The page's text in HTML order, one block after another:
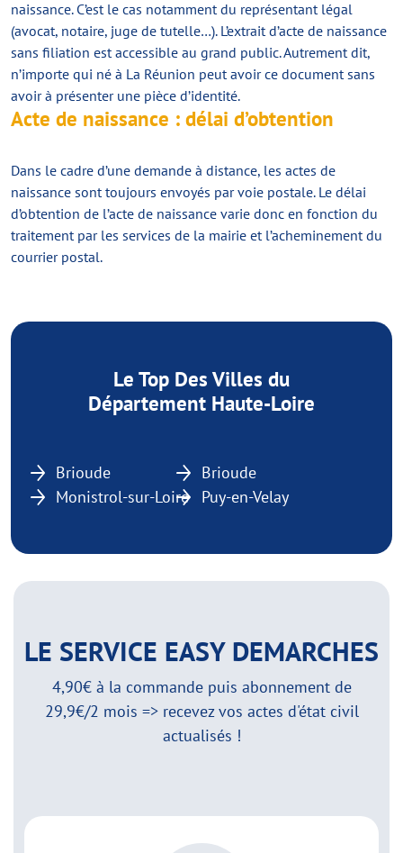
naissance. C’est le cas notamment du représentant légal
(avocat, notaire, juge de tutelle…). L’extrait d’acte de naissance
sans filiation est accessible au grand public. Autrement dit,
n’importe qui né à La Réunion peut avoir ce document sans
avoir à présenter une pièce d’identité.
Acte de naissance : délai d’obtention
Dans le cadre d’une demande à distance, les actes de
naissance sont toujours envoyés par voie postale. Le délai
d’obtention de l’acte de naissance varie donc en fonction du
traitement par les services de la mairie et l’acheminement du
courrier postal.
Le Top Des Villes du
Département Haute-Loire
Brioude
Brioude
Monistrol-sur-Loire
Puy-en-Velay
LE SERVICE EASY DEMARCHES
4,90€ à la commande puis abonnement de
29,9€/2 mois => recevez vos actes d'état civil
actualisés !